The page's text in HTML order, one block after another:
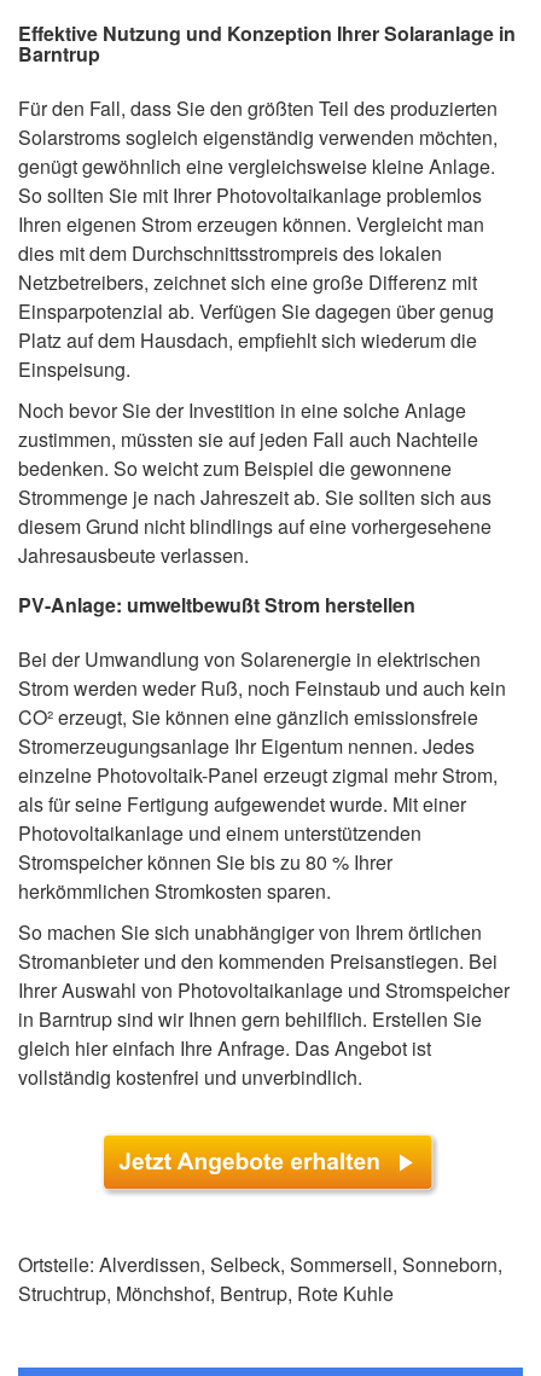
Effektive Nutzung und Konzeption Ihrer Solaranlage in
Barntrup
Für den Fall, dass Sie den größten Teil des produzierten
Solarstroms sogleich eigenständig verwenden möchten,
genügt gewöhnlich eine vergleichsweise kleine Anlage.
So sollten Sie mit Ihrer Photovoltaikanlage problemlos
Ihren eigenen Strom erzeugen können. Vergleicht man
dies mit dem Durchschnittsstrompreis des lokalen
Netzbetreibers, zeichnet sich eine große Differenz mit
Einsparpotenzial ab. Verfügen Sie dagegen über genug
Platz auf dem Hausdach, empfiehlt sich wiederum die
Einspeisung.
Noch bevor Sie der Investition in eine solche Anlage
zustimmen, müssten sie auf jeden Fall auch Nachteile
bedenken. So weicht zum Beispiel die gewonnene
Strommenge je nach Jahreszeit ab. Sie sollten sich aus
diesem Grund nicht blindlings auf eine vorhergesehene
Jahresausbeute verlassen.
PV-Anlage: umweltbewußt Strom herstellen
Bei der Umwandlung von Solarenergie in elektrischen
Strom werden weder Ruß, noch Feinstaub und auch kein
CO² erzeugt, Sie können eine gänzlich emissionsfreie
Stromerzeugungsanlage Ihr Eigentum nennen. Jedes
einzelne Photovoltaik-Panel erzeugt zigmal mehr Strom,
als für seine Fertigung aufgewendet wurde. Mit einer
Photovoltaikanlage und einem unterstützenden
Stromspeicher können Sie bis zu 80 % Ihrer
herkömmlichen Stromkosten sparen.
So machen Sie sich unabhängiger von Ihrem örtlichen
Stromanbieter und den kommenden Preisanstiegen. Bei
Ihrer Auswahl von Photovoltaikanlage und Stromspeicher
in Barntrup sind wir Ihnen gern behilflich. Erstellen Sie
gleich hier einfach Ihre Anfrage. Das Angebot ist
vollständig kostenfrei und unverbindlich.
Ortsteile: Alverdissen, Selbeck, Sommersell, Sonneborn,
Struchtrup, Mönchshof, Bentrup, Rote Kuhle